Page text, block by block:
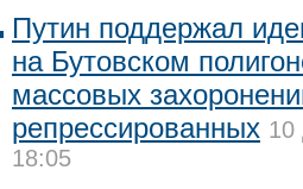
Путин поддержал
на Бутовском
массовых
репрессированных 10
18:05